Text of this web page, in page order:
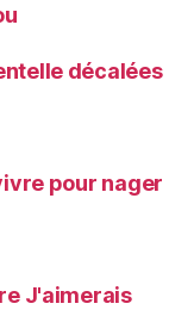
décalées
pour nager
J'aimerais